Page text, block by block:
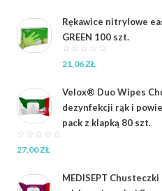
Rękawice nitrylowe
GREEN 100 szt.
21,06 ZŁ
Velox® Duo Wipes
dezynfekcji rąk i
pack z klapką 80 szt.
27,00ZŁ
MEDISEPT